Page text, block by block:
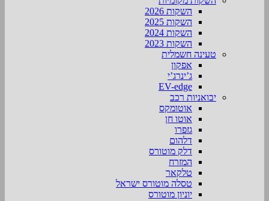
השקות 2026
השקות 2025
השקות 2024
השקות 2023
טעינה חשמלית
אפקון
ג’ינרג’י
EV-edge
יבואניות רכב
אוטומקס
אוטו חן
גזפרו
דלהום
דלק מוטורס
המזרח
טלקאר
טסלה מוטורס ישראל
יוניון מוטורס